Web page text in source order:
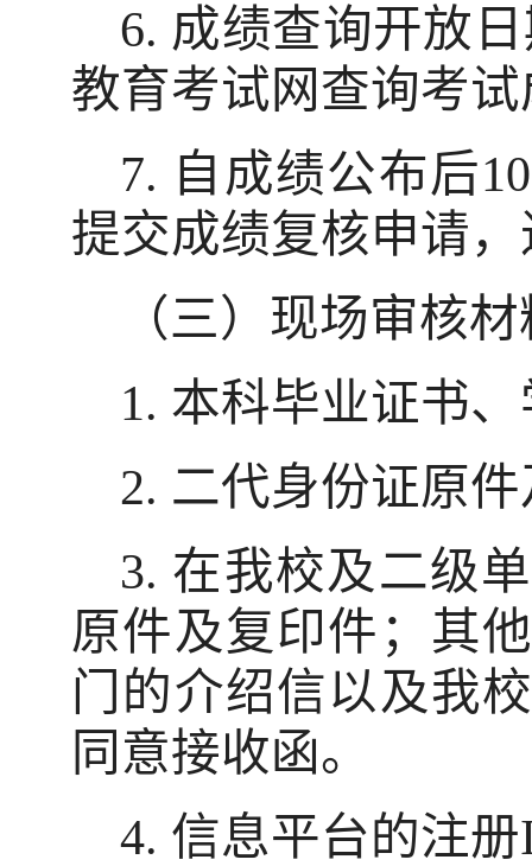
6. 成绩查询开放
教育考试网查询考
7. 自成绩公布后10
提交成绩复核申请
（三）现场审核
1. 本科毕业证书
2. 二代身份证原
3. 在我校及二级
原件及复印件；其
门的介绍信以及我
同意接收函。
4. 信息平台的注册